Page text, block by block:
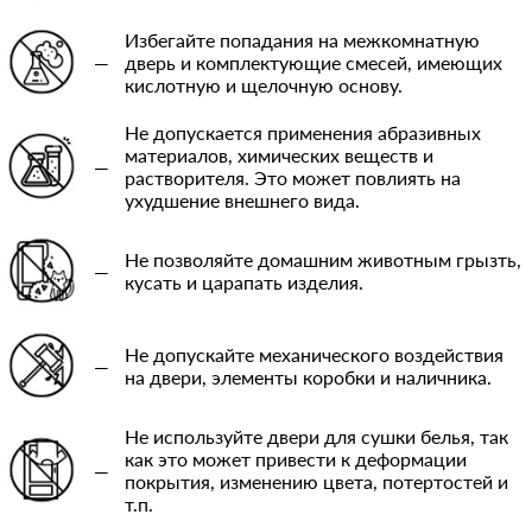
—
Избегайте попадания на межкомнатную
дверь и комплектующие смесей, имеющих
кислотную и щелочную основу.
—
Не допускается применения абразивных
материалов, химических веществ и
растворителя. Это может повлиять на
ухудшение внешнего вида.
—
Не позволяйте домашним животным грызть,
кусать и царапать изделия.
—
Не допускайте механического воздействия
на двери, элементы коробки и наличника.
—
Не используйте двери для сушки белья, так
как это может привести к деформации
покрытия, изменению цвета, потертостей и
т.п.